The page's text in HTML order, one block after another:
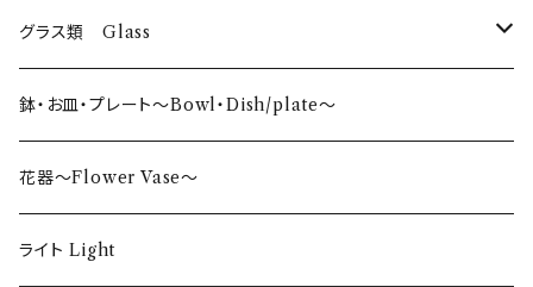
グラス類 Glass
タンブラー〜Tumbler〜
日本酒〜SAKE〜
ロックグラス〜Rock Glass〜
鉢・お皿・プレート〜Bowl・Dish/plate〜
花器〜Flower Vase〜
ライト Light